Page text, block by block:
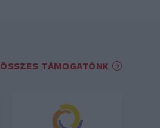
ÖSSZES TÁMOGATÓNK